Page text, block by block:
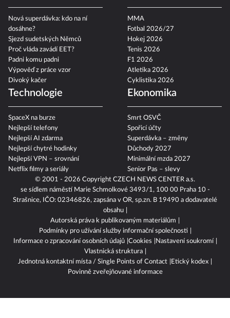
© 2001 - 2026 Copyright CZECH NEWS CENTER a.s.
se sídlem náměstí Marie Schmolkové 3493/1, 100 00 Praha 10 -
Strašnice, IČO: 02346826, zapsána v OR, sp.zn. B 19490 a dodavatelé
obsahu
Autorská práva k publikovaným materiálům
Podmínky pro užívání služby informační společnosti
Informace o zpracování osobních údajů Cookies
Nastavení soukromí
Vlastnická struktura
Jednotná kontaktní místa / Single Points of Contact
Etický kodex
Povinně zveřejňované informace
Nová superdávka: kdo na ní
dosáhne?
Sjezd sudetských Němců
Proč vláda zavádí EET?
Padni komu padni
Výpověď z práce vzor
Divoký kačer
MMA
Fotbal 2026/27
Hokej 2026
Tenis 2026
F1 2026
Atletika 2026
Cyklistika 2026
Technologie
SpaceX na burze
Nejlepší telefony
Nejlepší AI zdarma
Nejlepší chytré hodinky
Nejlepší VPN – srovnání
Netflix filmy a seriály
Ekonomika
Smrt OSVČ
Spořicí účty
Superdávka – změny
Důchody 2027
Minimální mzda 2027
Senior Pas – slevy